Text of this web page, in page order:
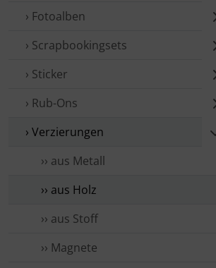
› Fotoalben
› Scrap­booking­sets
› Sticker
› Rub-Ons
› Verzierungen
›› aus Metall
›› aus Holz
›› aus Stoff
›› Magnete